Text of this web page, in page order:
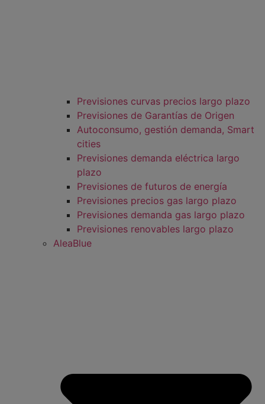
Previsiones curvas precios largo plazo
Previsiones de Garantías de Origen
Autoconsumo, gestión demanda, Smart
cities
Previsiones demanda eléctrica largo
plazo
Previsiones de futuros de energía
Previsiones precios gas largo plazo
Previsiones demanda gas largo plazo
Previsiones renovables largo plazo
AleaBlue